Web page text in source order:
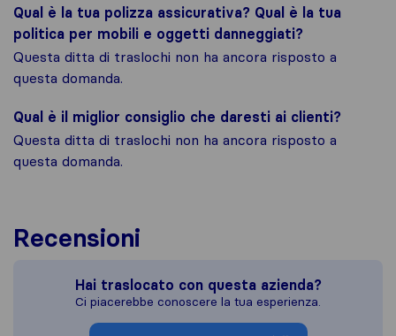
Qual è la tua polizza assicurativa? Qual è la tua
politica per mobili e oggetti danneggiati?
Questa ditta di traslochi non ha ancora risposto a
questa domanda.
Qual è il miglior consiglio che daresti ai clienti?
Questa ditta di traslochi non ha ancora risposto a
questa domanda.
Recensioni
Hai traslocato con questa azienda?
Ci piacerebbe conoscere la tua esperienza.